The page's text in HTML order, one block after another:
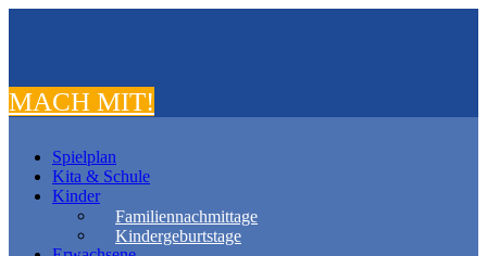
MACH MIT!
Spielplan
Kita & Schule
Kinder
Familiennachmittage
Kindergeburtstage